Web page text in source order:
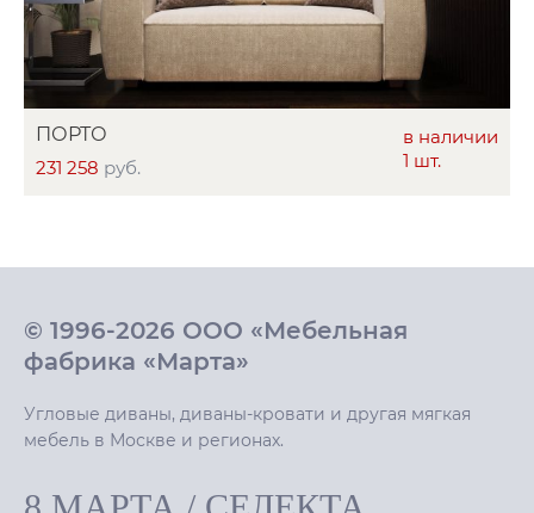
в наличии
1 шт.
ПОРТО
231 258 руб.
© 1996-2026 ООО «Мебельная
фабрика «Марта»
Угловые диваны, диваны-кровати и другая мягкая
мебель в Москве и регионах.